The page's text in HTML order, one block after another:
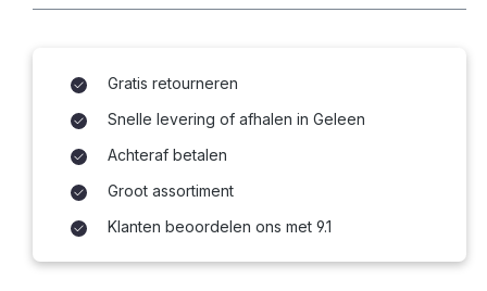
Gratis retourneren
Snelle levering of afhalen in Geleen
Achteraf betalen
Groot assortiment
Klanten beoordelen ons met 9.1